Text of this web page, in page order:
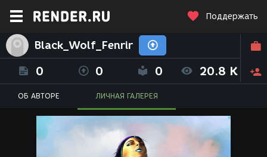
Поддержать
Black_Wolf_Fenrir
0 0 0 20.8 K
ОБ АВТОРЕ ЛИЧНАЯ ГАЛЕРЕЯ